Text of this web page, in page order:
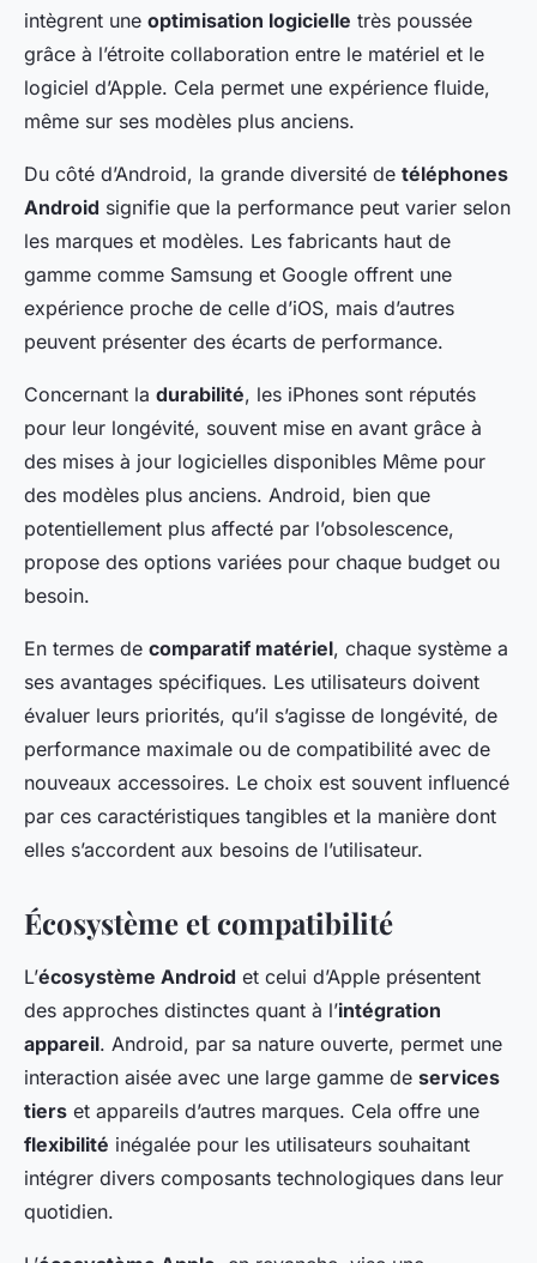
intègrent une optimisation logicielle très poussée
grâce à l’étroite collaboration entre le matériel et le
logiciel d’Apple. Cela permet une expérience fluide,
même sur ses modèles plus anciens.
Du côté d’Android, la grande diversité de téléphones
Android signifie que la performance peut varier selon
les marques et modèles. Les fabricants haut de
gamme comme Samsung et Google offrent une
expérience proche de celle d’iOS, mais d’autres
peuvent présenter des écarts de performance.
Concernant la durabilité, les iPhones sont réputés
pour leur longévité, souvent mise en avant grâce à
des mises à jour logicielles disponibles Même pour
des modèles plus anciens. Android, bien que
potentiellement plus affecté par l’obsolescence,
propose des options variées pour chaque budget ou
besoin.
En termes de comparatif matériel, chaque système a
ses avantages spécifiques. Les utilisateurs doivent
évaluer leurs priorités, qu’il s’agisse de longévité, de
performance maximale ou de compatibilité avec de
nouveaux accessoires. Le choix est souvent influencé
par ces caractéristiques tangibles et la manière dont
elles s’accordent aux besoins de l’utilisateur.
Écosystème et compatibilité
L’écosystème Android et celui d’Apple présentent
des approches distinctes quant à l’intégration
appareil. Android, par sa nature ouverte, permet une
interaction aisée avec une large gamme de services
tiers et appareils d’autres marques. Cela offre une
flexibilité inégalée pour les utilisateurs souhaitant
intégrer divers composants technologiques dans leur
quotidien.